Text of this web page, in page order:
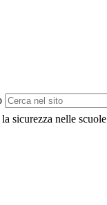
sicurezza nelle scuole